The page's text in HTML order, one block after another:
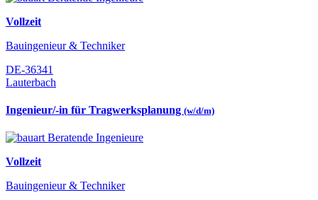
Vollzeit
Bauingenieur & Techniker
DE-36341
Lauterbach
Ingenieur/-in für Tragwerksplanung (w/d/m)
Vollzeit
Bauingenieur & Techniker